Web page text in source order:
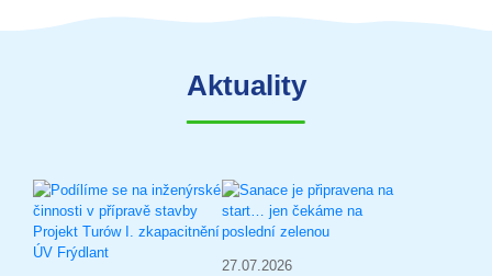
Aktuality
27.07.2026